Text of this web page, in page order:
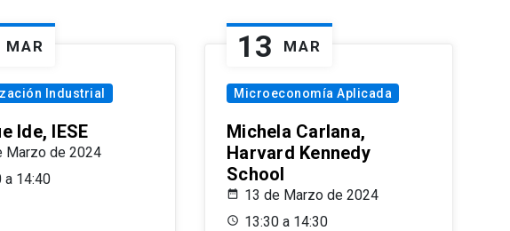
MAR
Industrial
Ide, IESE
Marzo de 2024
a 14:40
13 MAR
Microeconomía Aplicada
Michela Carlana,
Harvard Kennedy
School
13 de Marzo de 2024
13:30 a 14:30